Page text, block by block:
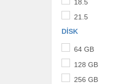
18.5
21.5
DISK
64 GB
128 GB
256 GB